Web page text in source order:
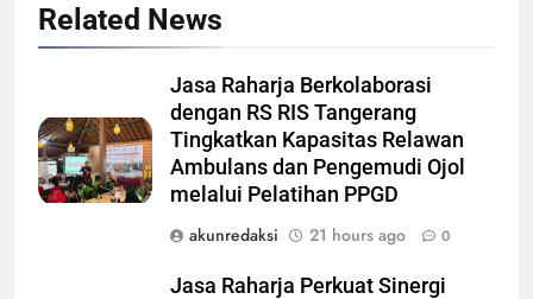
Related News
Jasa Raharja Berkolaborasi
dengan RS RIS Tangerang
Tingkatkan Kapasitas Relawan
Ambulans dan Pengemudi Ojol
melalui Pelatihan PPGD
akunredaksi
21 hours ago 0
Jasa Raharja Perkuat Sinergi